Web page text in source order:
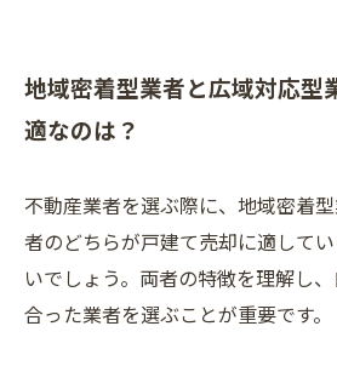
地域密着型業者と広域対応型
適なのは？
不動産業者を選ぶ際に、地域密着
者のどちらが戸建て売却に適して
いでしょう。両者の特徴を理解し
合った業者を選ぶことが重要です。